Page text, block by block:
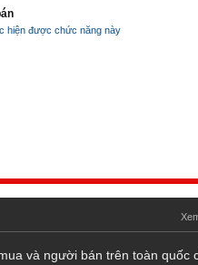
hiện được chức năng này
và người bán trên toàn quốc